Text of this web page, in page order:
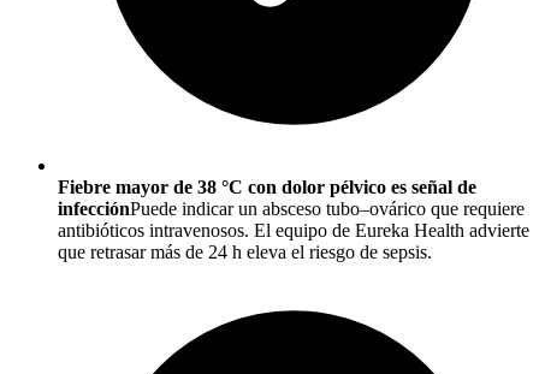
Fiebre mayor de 38 °C con dolor pélvico es señal de
infecciónPuede indicar un absceso tubo–ovárico que requiere
antibióticos intravenosos. El equipo de Eureka Health advierte
que retrasar más de 24 h eleva el riesgo de sepsis.